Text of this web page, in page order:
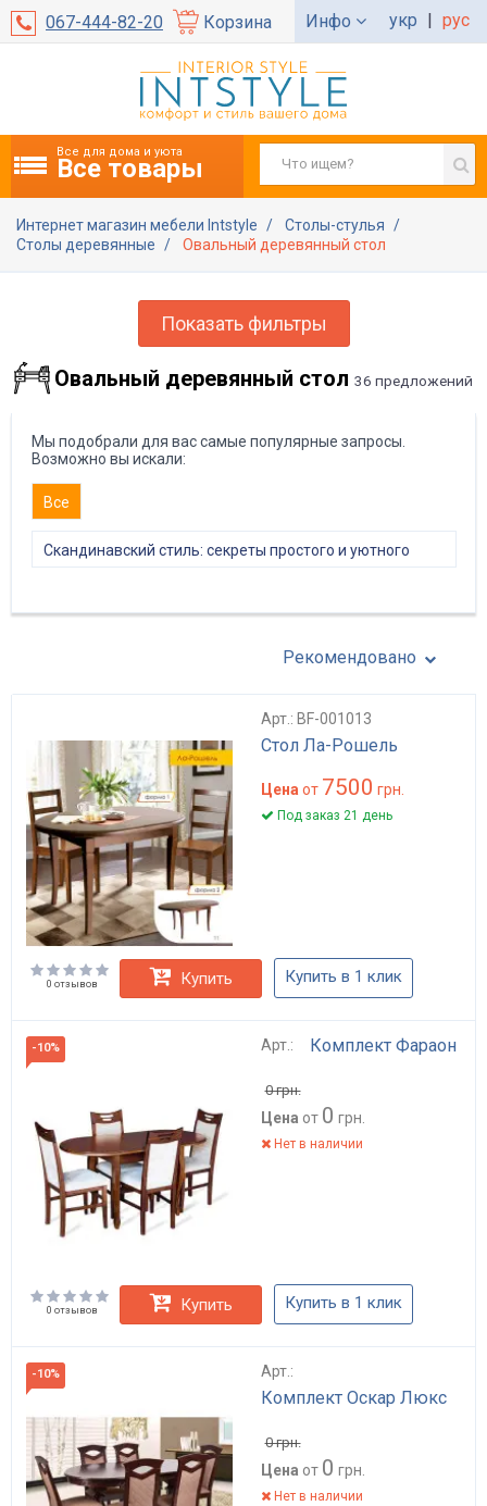
067-444-82-20 Корзина Инфо укр | рус
Все для дома и уюта
Все товары
Интернет магазин мебели Intstyle
Столы-стулья
Столы деревянные
Овальный деревянный стол
Показать фильтры
Овальный деревянный стол 36 предложений
Мы подобрали для вас самые популярные запросы.
Возможно вы искали:
Все
Скандинавский стиль: секреты простого и уютного
Рекомендовано
Арт.: BF-001013
Стол Ла-Рошель
Цена от 7500 грн.
Под заказ 21 день
0 отзывов Купить Купить в 1 клик
-10% Арт.: Комплект Фараон
0грн.
Цена от 0 грн.
Нет в наличии
0 отзывов Купить Купить в 1 клик
-10% Арт.:
Комплект Оскар Люкс
0грн.
Цена от 0 грн.
Нет в наличии